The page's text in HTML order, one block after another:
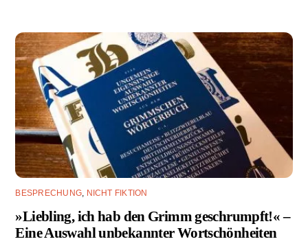
BESPRECHUNG, NICHT FIKTION
»Liebling, ich hab den Grimm geschrumpft!« –
Eine Auswahl unbekannter Wortschönheiten